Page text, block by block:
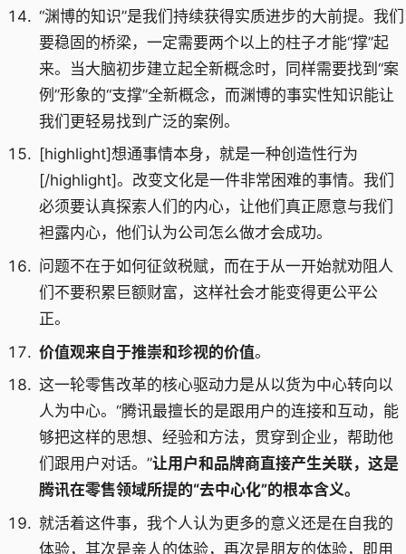
“渊博的知识”是我们持续获得实质进步的大前提。我们
要稳固的桥梁，一定需要两个以上的柱子才能“撑”起
来。当大脑初步建立起全新概念时，同样需要找到“案
例”形象的“支撑”全新概念，而渊博的事实性知识能让
我们更轻易找到广泛的案例。
[highlight]想通事情本身，就是一种创造性行为
[/highlight]。改变文化是一件非常困难的事情。我们
必须要认真探索人们的内心，让他们真正愿意与我们
袒露内心，他们认为公司怎么做才会成功。
问题不在于如何征敛税赋，而在于从一开始就劝阻人
们不要积累巨额财富，这样社会才能变得更公平公
正。
价值观来自于推崇和珍视的价值。
这一轮零售改革的核心驱动力是从以货为中心转向以
人为中心。“腾讯最擅长的是跟用户的连接和互动，能
够把这样的思想、经验和方法，贯穿到企业，帮助他
们跟用户对话。”让用户和品牌商直接产生关联，这是
腾讯在零售领域所提的“去中心化”的根本含义。
就活着这件事，我个人认为更多的意义还是在自我的
体验，其次是亲人的体验，再次是朋友的体验，即用